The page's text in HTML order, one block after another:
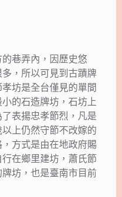
巷弄內，因歷史悠
，所以可見到古蹟牌
坊是全台僅見的單間
的石造牌坊，石坊上
表揚忠孝節烈，凡是
上仍然守節不改嫁的
方式是由在地政府賜
在鄉里建坊，蕭氏節
坊，也是臺南市目前